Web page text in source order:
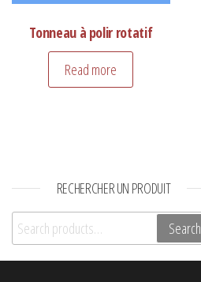
Tonneau à polir rotatif
Read more
RECHERCHER UN PRODUIT
Search for:
Search